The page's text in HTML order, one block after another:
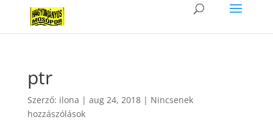
ptr
Szerző: ilona | aug 24, 2018| Nincsenek
hozzászólások